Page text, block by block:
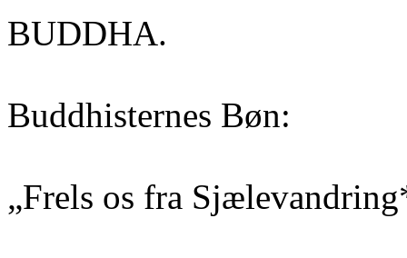
BUDDHA.
Buddhisternes Bøn:
„Frels os fra